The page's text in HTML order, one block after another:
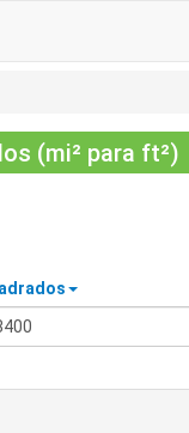
(mi² para ft²)